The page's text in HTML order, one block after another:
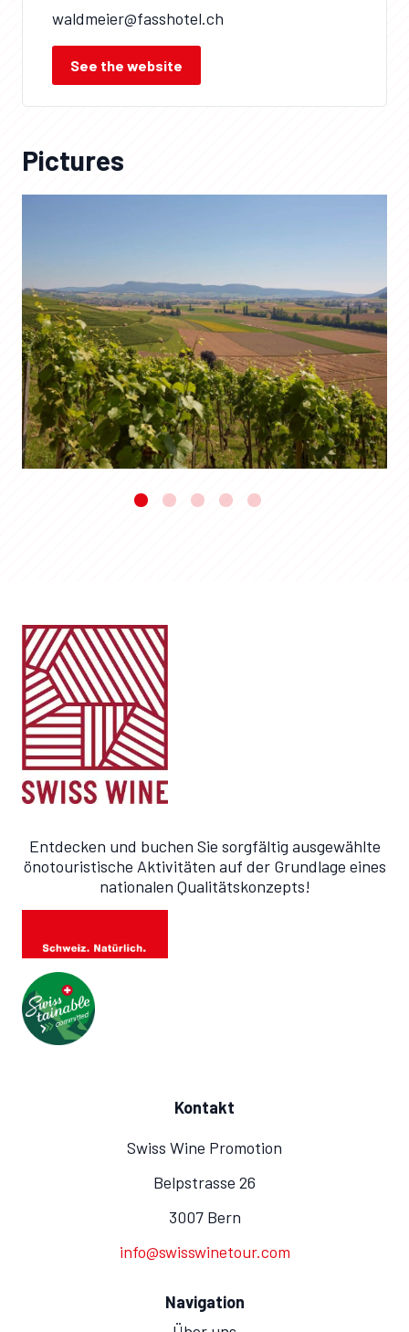
waldmeier@fasshotel.ch
See the website
Pictures
Entdecken und buchen Sie sorgfältig ausgewählte
önotouristische Aktivitäten auf der Grundlage eines
nationalen Qualitätskonzepts!
Kontakt
Swiss Wine Promotion
Belpstrasse 26
3007 Bern
info@swisswinetour.com
Navigation